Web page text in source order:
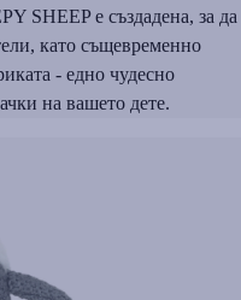
SHEEP е създадена, за да
като същевременно
- едно чудесно
на вашето дете.